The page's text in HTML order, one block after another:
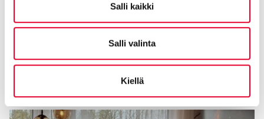
Salli kaikki
Salli valinta
Kiellä